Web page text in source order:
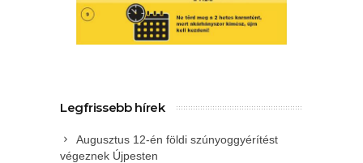
Legfrissebb hírek
Augusztus 12-én földi szúnyoggyérítést
végeznek Újpesten